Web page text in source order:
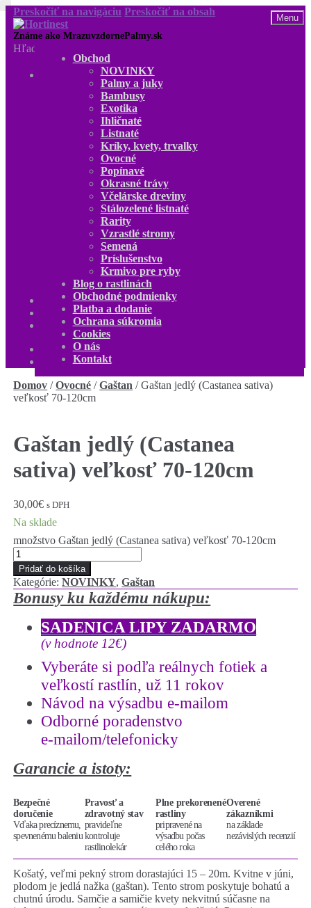
Preskočiť na navigáciu Preskočiť na obsah
Hľadať:
Menu
NOVINKY
Palmy a juky
Bambusy
Exotika
Ihličnaté
Listnaté
Kríky, kvety, trvalky
Ovocné
Popínavé
Okrasné trávy
Včelárske dreviny
Stálozelené listnaté
Rarity
Vzrastlé stromy
Semená
Príslušenstvo
Krmivo pre ryby
Blog o rastlinách
O nás
Kontakt
Obchod
NOVINKY
Palmy a juky
Bambusy
Exotika
Ihličnaté
Listnaté
Kríky, kvety, trvalky
Ovocné
Popínavé
Okrasné trávy
Včelárske dreviny
Stálozelené listnaté
Rarity
Vzrastlé stromy
Semená
Príslušenstvo
Krmivo pre ryby
Blog o rastlinách
Obchodné podmienky
Platba a dodanie
Ochrana súkromia
Cookies
O nás
Kontakt
€ 0 produktov
Domov /Ovocné /Gaštan /Gaštan jedlý (Castanea sativa)
veľkosť 70-120cm
Gaštan jedlý (Castanea
sativa) veľkosť 70-120cm
30,00€ s DPH
Na sklade
množstvo Gaštan jedlý (Castanea sativa) veľkosť 70-120cm
Pridať do košíka
Kategórie:NOVINKY,Gaštan
Bonusy ku každému nákupu:
SADENICA LIPY ZADARMO
(v hodnote 12€)
Vyberáte si podľa reálnych fotiek a
veľkostí rastlín, už 11 rokov
Návod na výsadbu e-mailom
Odborné poradenstvo
e-mailom/telefonicky
Garancie a istoty:
Bezpečné
doručenie
Vďaka precíznemu,
spevnenému baleniu
Pravosť a
zdravotný stav
pravideľne
kontroluje
rastlinolekár
Plne prekorenené
rastliny
pripravené na
výsadbu počas
celého roka
Overené
zákazníkmi
na základe
nezávislých recenzií
Košatý, veľmi pekný strom dorastajúci 15 – 20m. Kvitne v júni,
plodom je jedlá nažka (gaštan). Tento strom poskytuje bohatú a
chutnú úrodu. Samčie a samičie kvety nekvitnú súčasne na